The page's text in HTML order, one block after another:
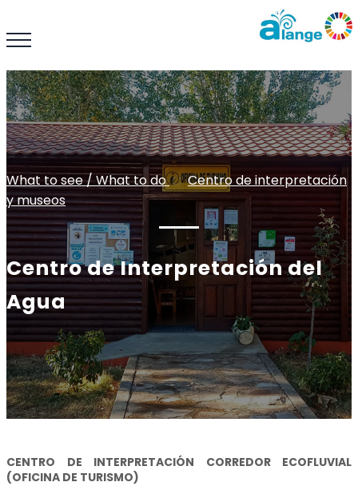
What to see / What to do: : Centro de interpretación
y museos
Centro de Interpretación del
Agua
CENTRO DE INTERPRETACIÓN CORREDOR ECOFLUVIAL
(OFICINA DE TURISMO)